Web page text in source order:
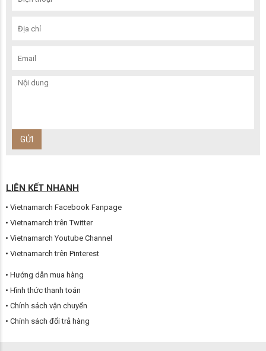
LIÊN KẾT NHANH
Vietnamarch Facebook Fanpage
Vietnamarch trên Twitter
Vietnamarch Youtube Channel
Vietnamarch trên Pinterest
Hướng dẫn mua hàng
Hình thức thanh toán
Chính sách vận chuyển
Chính sách đổi trả hàng